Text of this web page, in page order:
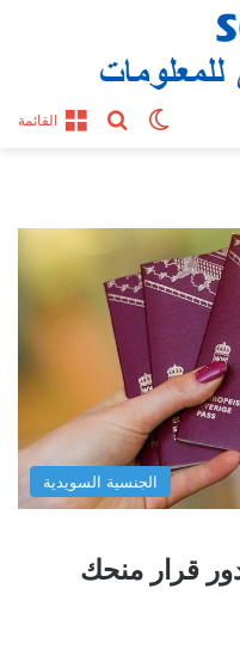
القائمةبحث عن
الوضع المظلم
الجنسية السويدية
قرار منحك